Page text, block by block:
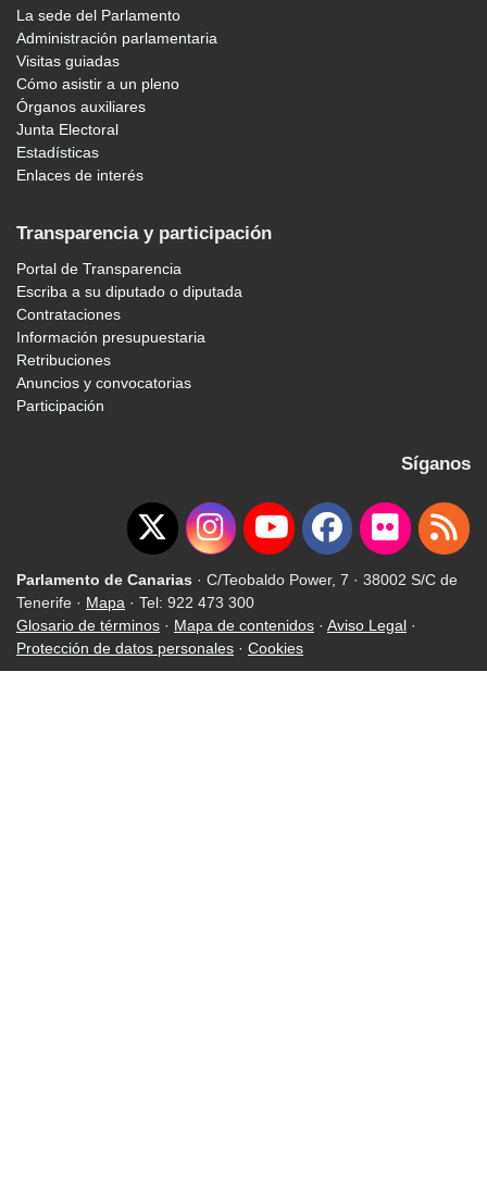
La sede del Parlamento
Administración parlamentaria
Visitas guiadas
Cómo asistir a un pleno
Órganos auxiliares
Junta Electoral
Estadísticas
Enlaces de interés
Transparencia y participación
Portal de Transparencia
Escriba a su diputado o diputada
Contrataciones
Información presupuestaria
Retribuciones
Anuncios y convocatorias
Participación
Síganos
Parlamento de Canarias · C/Teobaldo Power, 7 · 38002 S/C de
Tenerife · Mapa · Tel: 922 473 300
Glosario de términos · Mapa de contenidos · Aviso Legal ·
Protección de datos personales · Cookies